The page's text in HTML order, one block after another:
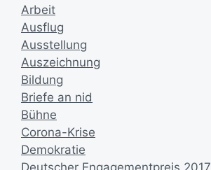
Arbeit
Ausflug
Ausstellung
Auszeichnung
Bildung
Briefe an nid
Bühne
Corona-Krise
Demokratie
Deutscher Engagementpreis 2017